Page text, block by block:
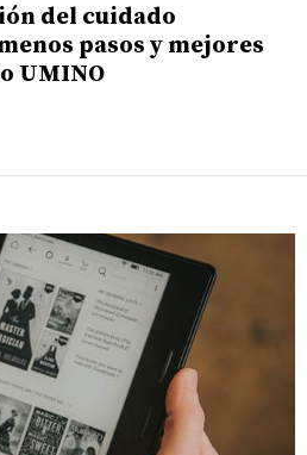
del cuidado
pasos y mejores
UMINO